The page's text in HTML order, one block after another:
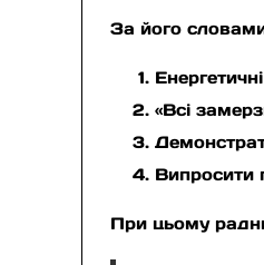
За його
«Всі
Випросити
При цьому